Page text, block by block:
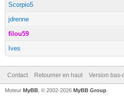
Scorpio5
jdrenne
filou59
Ives
Contact Retourner en haut Version bas-
Moteur MyBB , © 2002-2026 MyBB Group